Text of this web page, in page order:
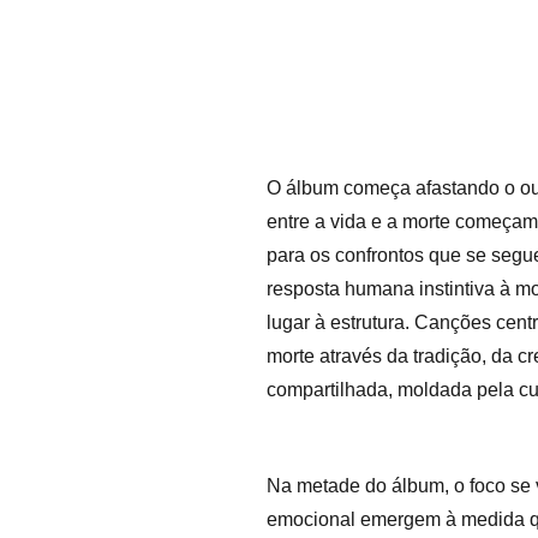
O álbum começa afastando o
entre a vida e a morte
para os confrontos que se
resposta humana instintiva à
lugar à estrutura. Canções
morte através da tradição, da
compartilhada, moldada pela
Na metade do álbum, o foco
emocional emergem à medida